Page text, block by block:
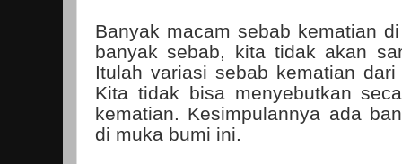
Banyak macam sebab kematian
banyak sebab, kita tidak akan
Itulah variasi sebab kematian
Kita tidak bisa menyebutkan
kematian. Kesimpulannya ada
di muka bumi ini.